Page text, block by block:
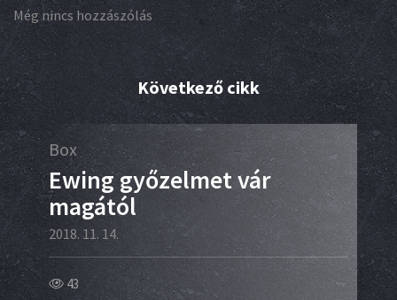
Még nincs hozzászólás
Következő cikk
Box
Ewing győzelmet vár
magától
2018. 11. 14.
43
Box
A